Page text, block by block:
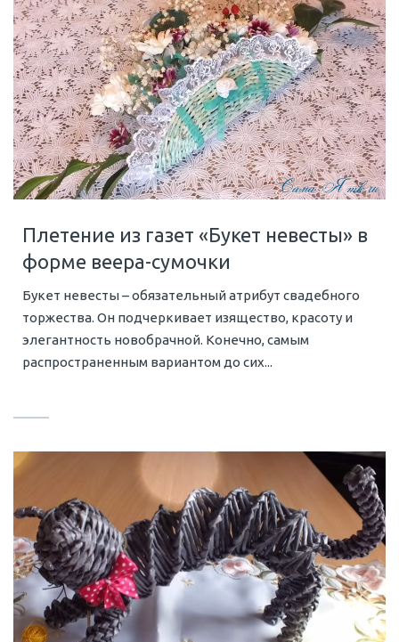
Плетение из газет «Букет невесты» в
форме веера-сумочки
Букет невесты – обязательный атрибут свадебного
торжества. Он подчеркивает изящество, красоту и
элегантность новобрачной. Конечно, самым
распространенным вариантом до сих...